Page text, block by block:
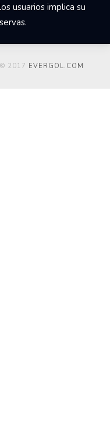
usuarios implica su
© 2017 EVERGOL.COM